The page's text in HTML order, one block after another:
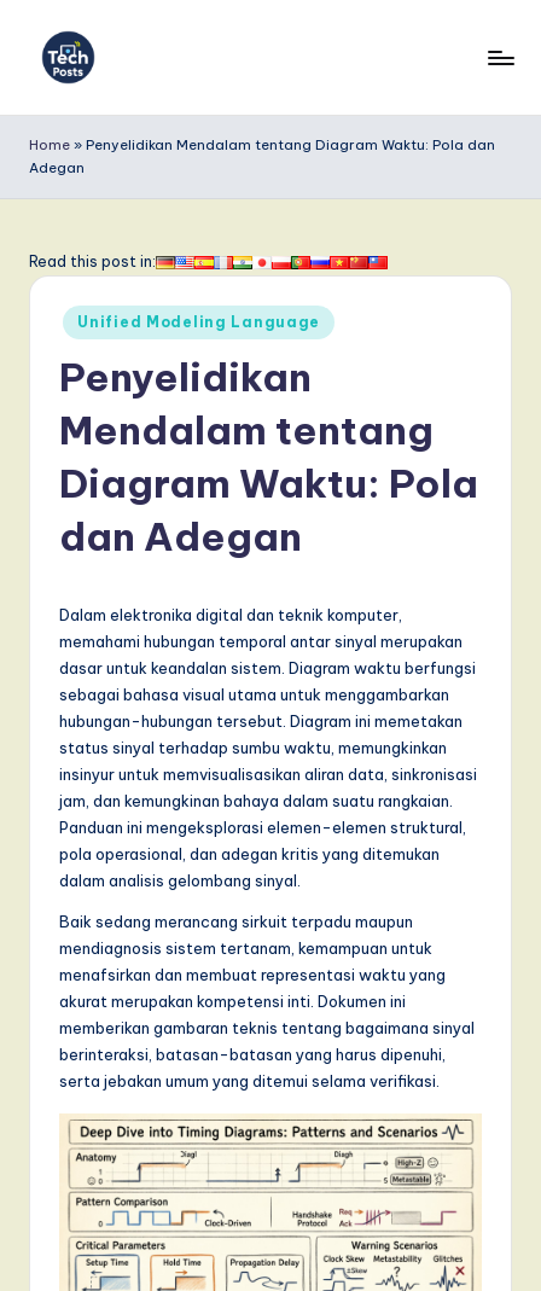
e
c
P
si
-
L
Home » Penyelidikan Mendalam tentang Diagram Waktu: Pola dan
Adegan
Read this post in:
Posted
in
Unified Modeling Language
Penyelidikan
Mendalam tentang
Diagram Waktu: Pola
dan Adegan
Dalam elektronika digital dan teknik komputer,
memahami hubungan temporal antar sinyal merupakan
dasar untuk keandalan sistem. Diagram waktu berfungsi
sebagai bahasa visual utama untuk menggambarkan
hubungan-hubungan tersebut. Diagram ini memetakan
status sinyal terhadap sumbu waktu, memungkinkan
insinyur untuk memvisualisasikan aliran data, sinkronisasi
jam, dan kemungkinan bahaya dalam suatu rangkaian.
Panduan ini mengeksplorasi elemen-elemen struktural,
pola operasional, dan adegan kritis yang ditemukan
dalam analisis gelombang sinyal.
Baik sedang merancang sirkuit terpadu maupun
mendiagnosis sistem tertanam, kemampuan untuk
menafsirkan dan membuat representasi waktu yang
akurat merupakan kompetensi inti. Dokumen ini
memberikan gambaran teknis tentang bagaimana sinyal
berinteraksi, batasan-batasan yang harus dipenuhi,
serta jebakan umum yang ditemui selama verifikasi.